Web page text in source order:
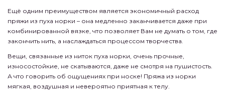
Ещё одним преимуществом является экономичный расход
пряжи из пуха норки – она медленно заканчивается даже при
комбинированной вязке, что позволяет Вам не думать о том, где
закончить нить, а наслаждаться процессом творчества.
Вещи, связанные из ниток пуха норки, очень прочные,
износостойкие, не скатываются, даже не смотря на пушистость.
А что говорить об ощущениях при носке! Пряжа из норки
мягкая, воздушная и невероятно приятная к телу.